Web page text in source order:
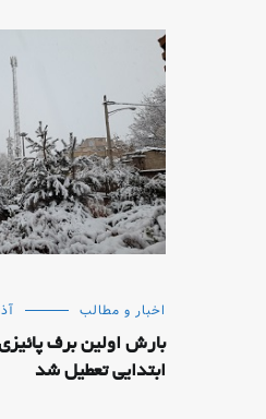
اخبار و مطالب آذر
بارش اولین برف
ابتدایی تعطیل شد